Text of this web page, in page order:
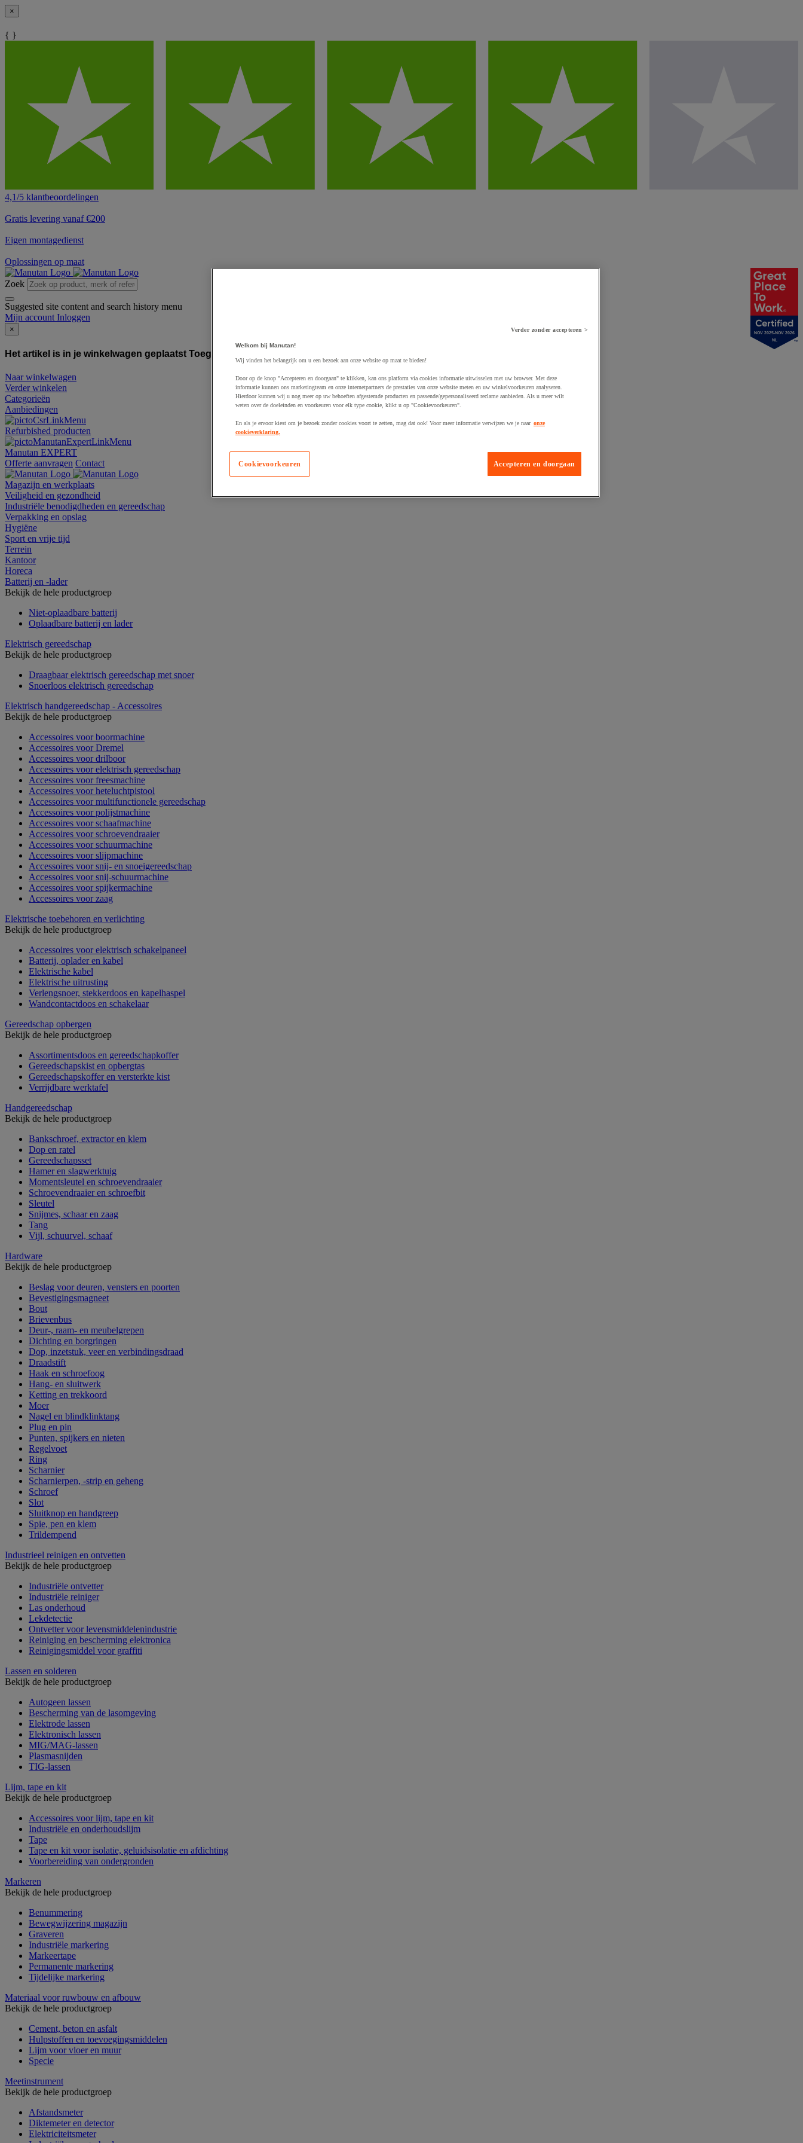
×
{ }
4,1/5 klantbeoordelingen
Gratis levering vanaf €200
Eigen montagedienst
Oplossingen op maat
Zoek
Suggested site content and search history menu
Mijn account Inloggen
×
Het artikel is in je winkelwagen geplaatst Toegevoegd aan winkelwagen
Naar winkelwagen
Verder winkelen
Categorieën
Aanbiedingen
Refurbished producten
Manutan EXPERT
Offerte aanvragen Contact
Magazijn en werkplaats
Veiligheid en gezondheid
Industriële benodigdheden en gereedschap
Verpakking en opslag
Hygiëne
Sport en vrije tijd
Terrein
Kantoor
Horeca
Batterij en -lader
Bekijk de hele productgroep
Niet-oplaadbare batterij
Oplaadbare batterij en lader
Elektrisch gereedschap
Bekijk de hele productgroep
Draagbaar elektrisch gereedschap met snoer
Snoerloos elektrisch gereedschap
Elektrisch handgereedschap - Accessoires
Bekijk de hele productgroep
Accessoires voor boormachine
Accessoires voor Dremel
Accessoires voor drilboor
Accessoires voor elektrisch gereedschap
Accessoires voor freesmachine
Accessoires voor heteluchtpistool
Accessoires voor multifunctionele gereedschap
Accessoires voor polijstmachine
Accessoires voor schaafmachine
Accessoires voor schroevendraaier
Accessoires voor schuurmachine
Accessoires voor slijpmachine
Accessoires voor snij- en snoeigereedschap
Accessoires voor snij-schuurmachine
Accessoires voor spijkermachine
Accessoires voor zaag
Elektrische toebehoren en verlichting
Bekijk de hele productgroep
Accessoires voor elektrisch schakelpaneel
Batterij, oplader en kabel
Elektrische kabel
Elektrische uitrusting
Verlengsnoer, stekkerdoos en kapelhaspel
Wandcontactdoos en schakelaar
Gereedschap opbergen
Bekijk de hele productgroep
Assortimentsdoos en gereedschapkoffer
Gereedschapskist en opbergtas
Gereedschapskoffer en versterkte kist
Verrijdbare werktafel
Handgereedschap
Bekijk de hele productgroep
Bankschroef, extractor en klem
Dop en ratel
Gereedschapsset
Hamer en slagwerktuig
Momentsleutel en schroevendraaier
Schroevendraaier en schroefbit
Sleutel
Snijmes, schaar en zaag
Tang
Vijl, schuurvel, schaaf
Hardware
Bekijk de hele productgroep
Beslag voor deuren, vensters en poorten
Bevestigingsmagneet
Bout
Brievenbus
Deur-, raam- en meubelgrepen
Dichting en borgringen
Dop, inzetstuk, veer en verbindingsdraad
Draadstift
Haak en schroefoog
Hang- en sluitwerk
Ketting en trekkoord
Moer
Nagel en blindklinktang
Plug en pin
Punten, spijkers en nieten
Regelvoet
Ring
Scharnier
Scharnierpen, -strip en geheng
Schroef
Slot
Sluitknop en handgreep
Spie, pen en klem
Trildempend
Industrieel reinigen en ontvetten
Bekijk de hele productgroep
Industriële ontvetter
Industriële reiniger
Las onderhoud
Lekdetectie
Ontvetter voor levensmiddelenindustrie
Reiniging en bescherming elektronica
Reinigingsmiddel voor graffiti
Lassen en solderen
Bekijk de hele productgroep
Autogeen lassen
Bescherming van de lasomgeving
Elektrode lassen
Elektronisch lassen
MIG/MAG-lassen
Plasmasnijden
TIG-lassen
Lijm, tape en kit
Bekijk de hele productgroep
Accessoires voor lijm, tape en kit
Industriële en onderhoudslijm
Tape
Tape en kit voor isolatie, geluidsisolatie en afdichting
Voorbereiding van ondergronden
Markeren
Bekijk de hele productgroep
Benummering
Bewegwijzering magazijn
Graveren
Industriële markering
Markeertape
Permanente markering
Tijdelijke markering
Materiaal voor ruwbouw en afbouw
Bekijk de hele productgroep
Cement, beton en asfalt
Hulpstoffen en toevoegingsmiddelen
Lijm voor vloer en muur
Specie
Meetinstrument
Bekijk de hele productgroep
Afstandsmeter
Diktemeter en detector
Elektriciteitsmeter
NOV 2025-NOV 2026
NL
Verder zonder accepteren >
Welkom bij Manutan!
Wij vinden het belangrijk om u een bezoek aan onze website op maat te bieden!
Door op de knop "Accepteren en doorgaan" te klikken, kan ons platform via cookies informatie uitwisselen met uw browser. Met deze
informatie kunnen ons marketingteam en onze internetpartners de prestaties van onze website meten en uw winkelvoorkeuren analyseren.
Hierdoor kunnen wij u nog meer op uw behoeften afgestemde producten en passende/gepersonaliseerd reclame aanbieden. Als u meer wilt
weten over de doeleinden en voorkeuren voor elk type cookie, klikt u op "Cookievoorkeuren".
En als je ervoor kiest om je bezoek zonder cookies voort te zetten, mag dat ook! Voor meer informatie verwijzen we je naar onze
cookieverklaring.
Accepteren en doorgaan
Cookievoorkeuren